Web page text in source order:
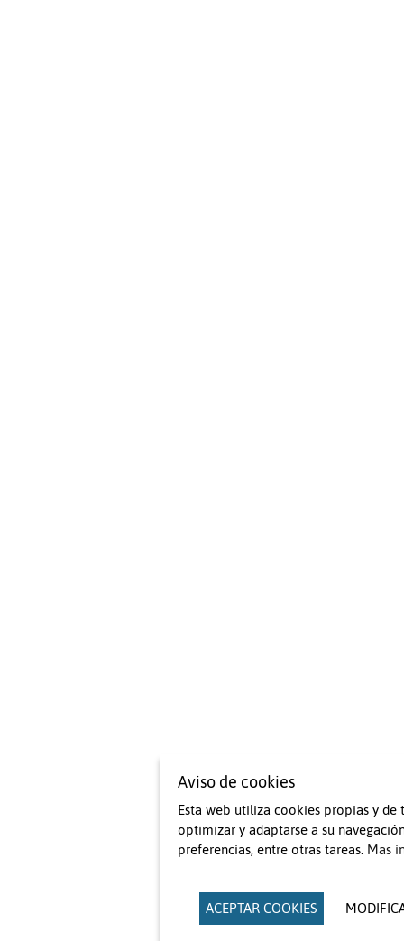
Aviso de cookies
Esta web utiliza cookies propias y de
optimizar y adaptarse a su
preferencias, entre otras tareas. Mas
ACEPTAR COOKIES